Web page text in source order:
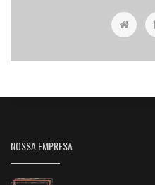
NOSSA EMPRESA